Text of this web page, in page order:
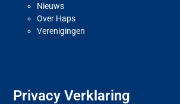
Nieuws
Over Haps
Verenigingen
Privacy Verklaring